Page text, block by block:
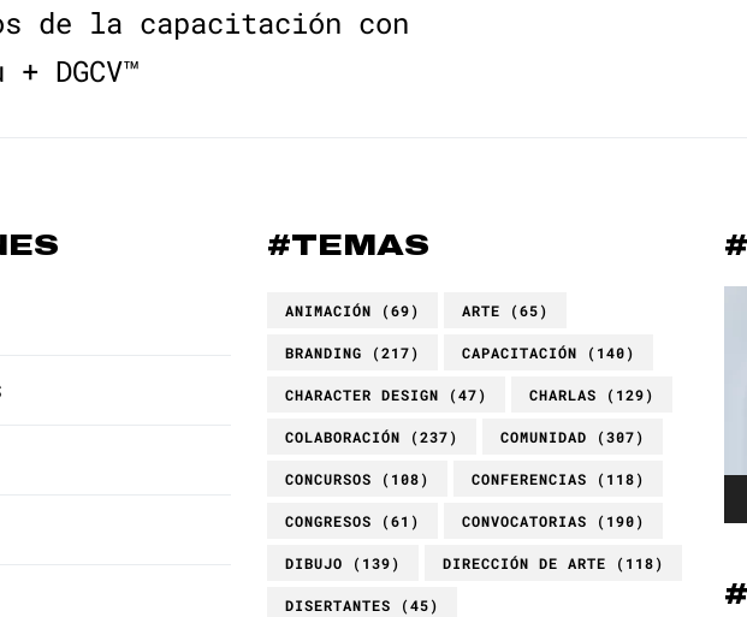
de la capacitación con
DGCV™
#TEMAS
ANIMACIÓN (69) ARTE (65)
BRANDING (217) CAPACITACIÓN (140)
CHARACTER DESIGN (47) CHARLAS (129)
COLABORACIÓN (237) COMUNIDAD (307)
CONCURSOS (108) CONFERENCIAS (118)
CONGRESOS (61) CONVOCATORIAS (190)
DIBUJO (139) DIRECCIÓN DE ARTE (118)
DISERTANTES (45)